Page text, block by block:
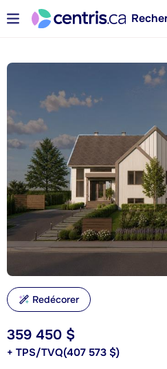
359 450 $
+ TPS/TVQ(407 573 $)
Redécorer